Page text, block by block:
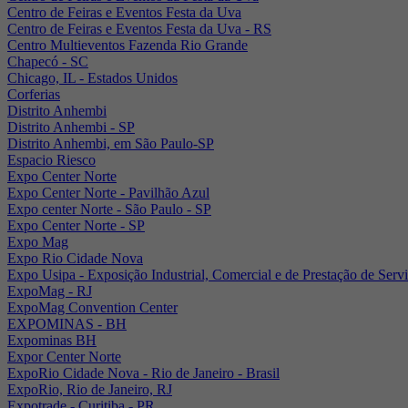
Centro de Feiras e Eventos Festa da Uva
Centro de Feiras e Eventos Festa da Uva - RS
Centro Multieventos Fazenda Rio Grande
Chapecó - SC
Chicago, IL - Estados Unidos
Corferias
Distrito Anhembi
Distrito Anhembi - SP
Distrito Anhembi, em São Paulo-SP
Espacio Riesco
Expo Center Norte
Expo Center Norte - Pavilhão Azul
Expo center Norte - São Paulo - SP
Expo Center Norte - SP
Expo Mag
Expo Rio Cidade Nova
Expo Usipa - Exposição Industrial, Comercial e de Prestação de
ExpoMag - RJ
ExpoMag Convention Center
EXPOMINAS - BH
Expominas BH
Expor Center Norte
ExpoRio Cidade Nova - Rio de Janeiro - Brasil
ExpoRio, Rio de Janeiro, RJ